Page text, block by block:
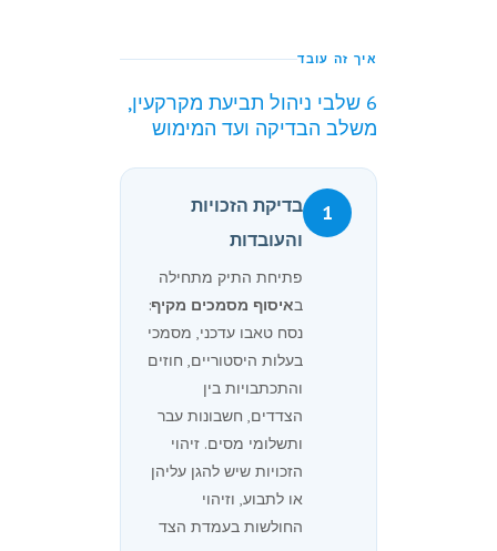
איך זה עובד
6 שלבי ניהול תביעת מקרקעין,
משלב הבדיקה ועד המימוש
1
בדיקת הזכויות
והעובדות
פתיחת התיק מתחילה
באיסוף מסמכים מקיף:
נסח טאבו עדכני, מסמכי
בעלות היסטוריים, חוזים
והתכתבויות בין
הצדדים, חשבונות עבר
ותשלומי מסים. זיהוי
הזכויות שיש להגן עליהן
או לתבוע, וזיהוי
החולשות בעמדת הצד